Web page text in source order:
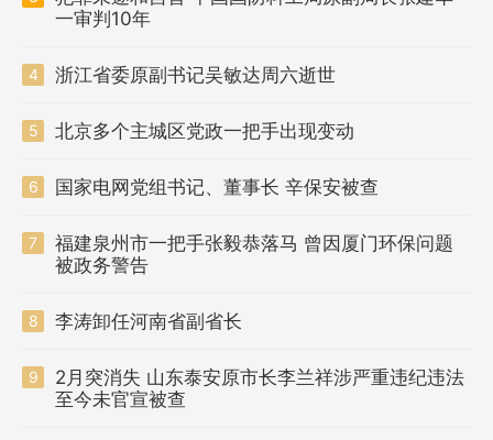
一审判10年
4 浙江省委原副书记吴敏达周六逝世
5 北京多个主城区党政一把手出现变动
6 国家电网党组书记、董事长 辛保安被查
7
福建泉州市一把手张毅恭落马 曾因厦门环保问题
被政务警告
8 李涛卸任河南省副省长
9
2月突消失 山东泰安原市长李兰祥涉严重违纪违法
至今未官宣被查